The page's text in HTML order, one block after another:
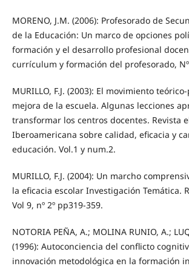
MORENO, J.M. (2006): Profesorado de
de la Educación: Un marco de opciones
formación y el desarrollo profesional
currículum y formación del profesorado, Nº
MURILLO, F.J. (2003): El movimiento
mejora de la escuela. Algunas lecciones
transformar los centros docentes. Revista
Iberoamericana sobre calidad, eficacia y
educación. Vol.1 y num.2.
MURILLO, F.J. (2004): Un marcho
la eficacia escolar Investigación Temática.
Vol 9, nº 2º pp319-359.
NOTORIA PEÑA, A.; MOLINA RUNIO, A.;
(1996): Autoconciencia del conflicto
innovación metodológica en la formación